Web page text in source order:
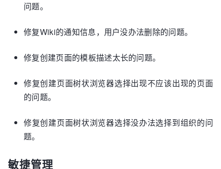
问题。
修复Wiki的通知信息，用户没办法删除的问题。
修复创建页面的模板描述太长的问题。
修复创建页面树状浏览器选择出现不应该出现的页面
的问题。
修复创建页面树状浏览器选择没办法选择到组织的问
题。
敏捷管理